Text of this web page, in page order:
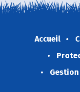
Accueil